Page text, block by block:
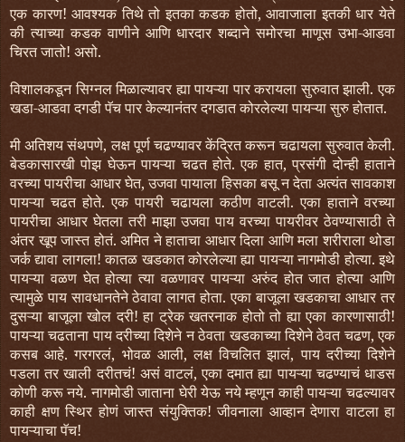
एक कारण! आवश्यक तिथे तो इतका कडक होतो, आवाजाला इतकी धार येते
की त्याच्या कडक वाणीने आणि धारदार शब्दाने समोरचा माणूस उभा-आडवा
चिरत जातो! असो.
विशालकडून सिग्नल मिळाल्यावर ह्या पायऱ्या पार करायला सुरुवात झाली. एक
खडा-आडवा दगडी पॅच पार केल्यानंतर दगडात कोरलेल्या पायऱ्या सुरु होतात.
मी अतिशय संथपणे, लक्ष पूर्ण चढण्यावर केंद्रित करून चढायला सुरुवात केली.
बेडकासारखी पोझ घेऊन पायऱ्या चढत होते. एक हात, प्रसंगी दोन्ही हाताने
वरच्या पायरीचा आधार घेत, उजवा पायाला हिसका बसू न देता अत्यंत सावकाश
पायऱ्या चढत होते. एक पायरी चढायला कठीण वाटली. एका हाताने वरच्या
पायरीचा आधार घेतला तरी माझा उजवा पाय वरच्या पायरीवर ठेवण्यासाठी ते
अंतर खूप जास्त होतं. अमित ने हाताचा आधार दिला आणि मला शरीराला थोडा
जर्क द्यावा लागला! कातळ खडकात कोरलेल्या ह्या पायऱ्या नागमोडी होत्या. इथे
पायऱ्या वळण घेत होत्या त्या वळणावर पायऱ्या अरुंद होत जात होत्या आणि
त्यामुळे पाय सावधानतेने ठेवावा लागत होता. एका बाजूला खडकाचा आधार तर
दुसऱ्या बाजूला खोल दरी! हा ट्रेक खतरनाक होतो तो ह्या एका कारणासाठी!
पायऱ्या चढताना पाय दरीच्या दिशेने न ठेवता खडकाच्या दिशेने ठेवत चढण, एक
कसब आहे. गरगरलं, भोवळ आली, लक्ष विचलित झालं, पाय दरीच्या दिशेने
पडला तर खाली दरीतचं! असं वाटलं, एका दमात ह्या पायऱ्या चढण्याचं धाडस
कोणी करू नये. नागमोडी जाताना घेरी येऊ नये म्हणून काही पायऱ्या चढल्यावर
काही क्षण स्थिर होणं जास्त संयुक्तिक! जीवनाला आव्हान देणारा वाटला हा
पायऱ्याचा पॅच!